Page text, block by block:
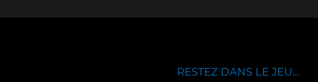
RESTEZ DANS LE JEU...